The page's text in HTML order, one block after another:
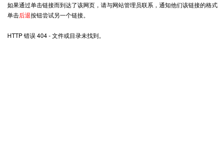
如果通过单击链接而到达了该网页，请与网站管理员联系，通知他们该链接的格
单击后退按钮尝试另一个链接。
HTTP 错误 404 - 文件或目录未找到。